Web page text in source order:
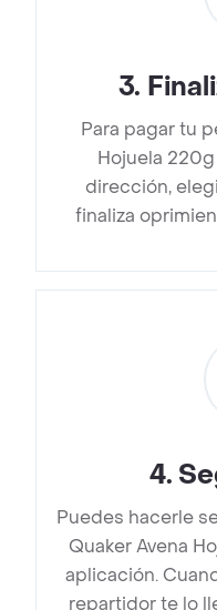
3.
Para pagar tu
Hojuela
dirección,
finaliza
4.
Puedes hacerle
Quaker Avena
aplicación.
repartidor te lo